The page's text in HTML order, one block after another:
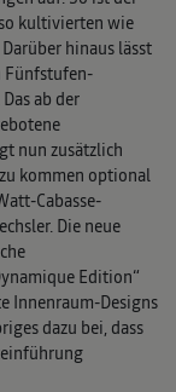
kultivierten wie
hinaus lässt
Fünfstufen-
ab der
nun zusätzlich
kommen optional
Cabasse-
Die neue
Edition“
Innenraum-Designs
dazu bei, dass